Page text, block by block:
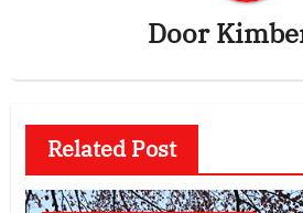
Door
Related Post